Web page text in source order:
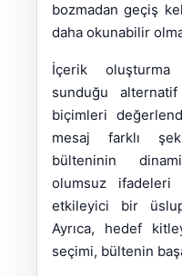
bozmadan geçiş
daha okunabilir
İçerik oluşturma
sunduğu
biçimleri
mesaj farklı
bülteninin
olumsuz ifadeleri
etkileyici bir
Ayrıca, hedef
seçimi, bültenin